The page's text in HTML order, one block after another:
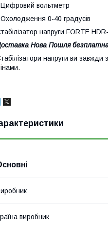
вольтметр
0-40 градусів
напруги FORTE
Нова Пошля
напруги ви
виробник